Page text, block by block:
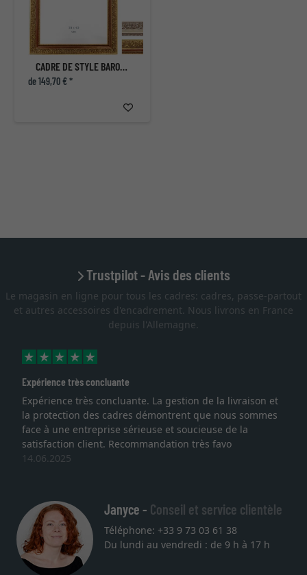
CADRE DE STYLE BAROQUE LEÓN
de 149,70 € *
Trustpilot - Avis des clients
Le magasin en ligne pour tous les cadres: cadres, passe-partout
et autres accessoires d'encadrement. Nous livrons en France
depuis l'Allemagne.
Expérience très concluante
Expérience très concluante. La gestion de la livraison et
la protection des cadres démontrent que nous sommes
face à une entreprise sérieuse et soucieuse de la
satisfaction client. Recommandation très favo
14.06.2025
Janyce - Conseil et service clientèle
Téléphone: +33 9 73 03 61 38
Du lundi au vendredi : de 9 h à 17 h